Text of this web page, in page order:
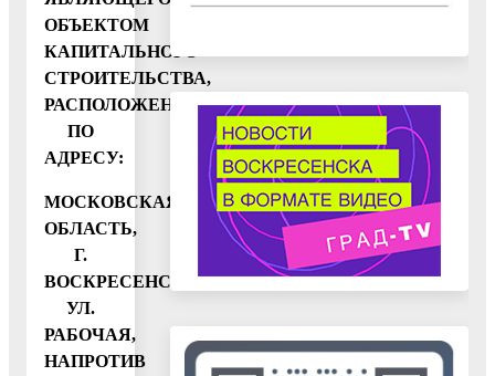
ОБЪЕКТОМ
КАПИТАЛЬНОГО
СТРОИТЕЛЬСТВА,
РАСПОЛОЖЕННОГО
ПО
АДРЕСУ:
МОСКОВСКАЯ
ОБЛАСТЬ,
Г.
ВОСКРЕСЕНСК,
УЛ.
РАБОЧАЯ,
НАПРОТИВ